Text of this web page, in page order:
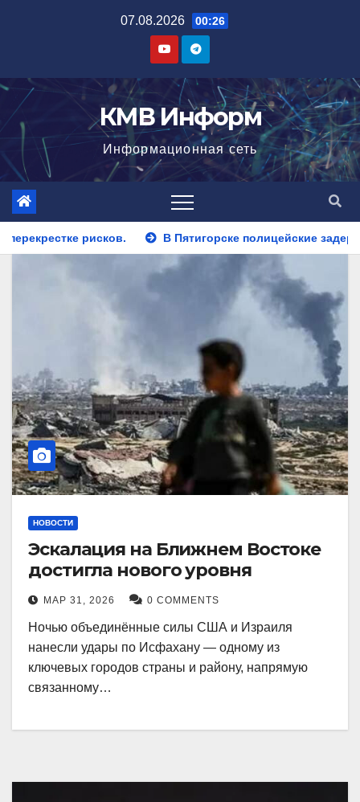
07.08.2026 00:26
КМВ Информ
Информационная сеть
полицейские задержали закладчика,
НОВОСТИ
Эскалация на Ближнем Востоке
достигла нового уровня
МАР 31, 2026 0 COMMENTS
Ночью объединённые силы США и Израиля
нанесли удары по Исфахану — одному из
ключевых городов страны и району, напрямую
связанному…